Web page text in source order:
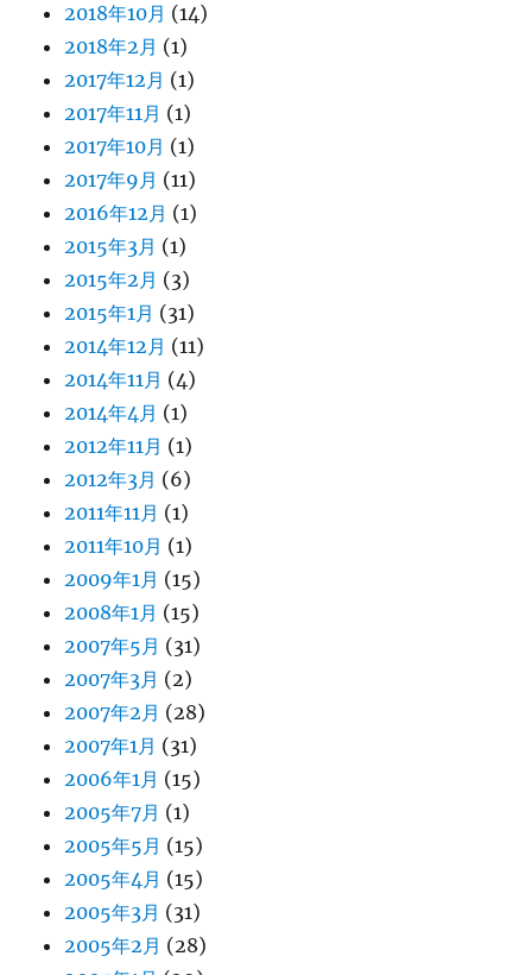
2018年10月 (14)
2018年2月 (1)
2017年12月 (1)
2017年11月 (1)
2017年10月 (1)
2017年9月 (11)
2016年12月 (1)
2015年3月 (1)
2015年2月 (3)
2015年1月 (31)
2014年12月 (11)
2014年11月 (4)
2014年4月 (1)
2012年11月 (1)
2012年3月 (6)
2011年11月 (1)
2011年10月 (1)
2009年1月 (15)
2008年1月 (15)
2007年5月 (31)
2007年3月 (2)
2007年2月 (28)
2007年1月 (31)
2006年1月 (15)
2005年7月 (1)
2005年5月 (15)
2005年4月 (15)
2005年3月 (31)
2005年2月 (28)